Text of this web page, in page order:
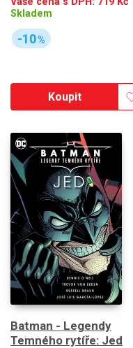
Skladem
-10%
Koupit
Batman - Legendy
Temného rytíře: Jed